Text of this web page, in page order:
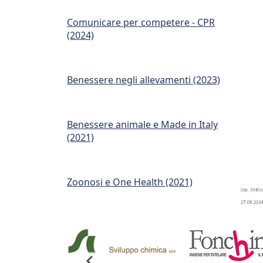
Comunicare per competere - CPR
(2024)
Benessere negli allevamenti (2023)
Benessere animale e Made in Italy
(2021)
Zoonosi e One Health (2021)